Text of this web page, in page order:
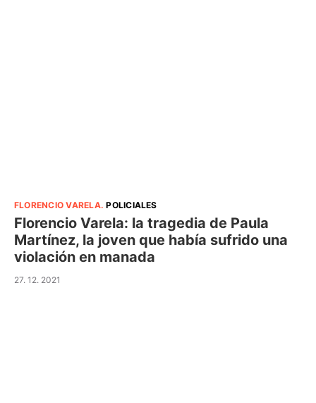
FLORENCIO VARELA.POLICIALES
Florencio Varela: la tragedia de Paula
Martínez, la joven que había sufrido una
violación en manada
27. 12. 2021